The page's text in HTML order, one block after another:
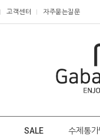
고객센터 자주묻는질문
SALE 수제통